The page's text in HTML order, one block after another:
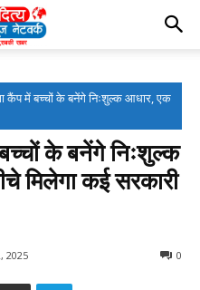
कैंप में बच्चों के बनेंगे निःशुल्क आधार, एक
के बनेंगे निःशुल्क
मिलेगा कई सरकारी
2025 0